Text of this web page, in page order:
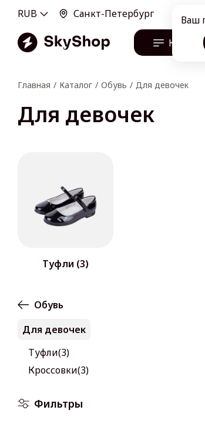
Ваш
RUB Санкт-Петербург
Каталог
Главная Каталог Обувь Для девочек
Для девочек
Туфли (3)
Обувь
Для девочек
Туфли(3)
Кроссовки(3)
Фильтры